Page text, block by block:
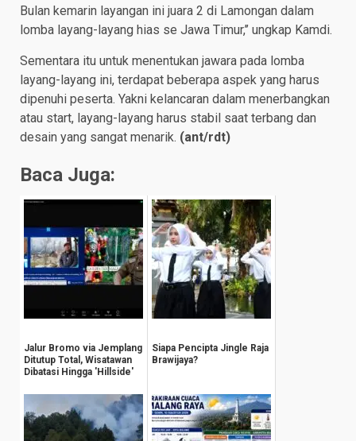
Bulan kemarin layangan ini juara 2 di Lamongan dalam
lomba layang-layang hias se Jawa Timur,’’ ungkap Kamdi.
Sementara itu untuk menentukan jawara pada lomba
layang-layang ini, terdapat beberapa aspek yang harus
dipenuhi peserta. Yakni kelancaran dalam menerbangkan
atau start, layang-layang harus stabil saat terbang dan
desain yang sangat menarik. (ant/rdt)
Baca Juga:
Jalur Bromo via Jemplang
Ditutup Total, Wisatawan
Dibatasi Hingga 'Hillside'
Siapa Pencipta Jingle Raja
Brawijaya?